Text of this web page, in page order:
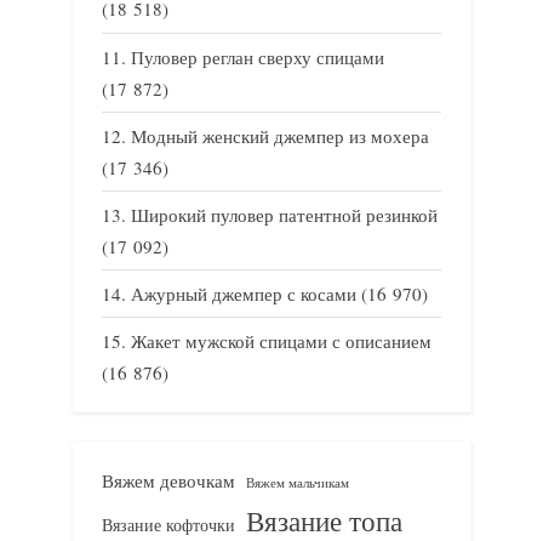
(18 518)
Пуловер реглан сверху спицами
(17 872)
Модный женский джемпер из мохера
(17 346)
Широкий пуловер патентной резинкой
(17 092)
Ажурный джемпер с косами (16 970)
Жакет мужской спицами с описанием
(16 876)
Вяжем девочкам Вяжем мальчикам
Вязание кофточки Вязание топа